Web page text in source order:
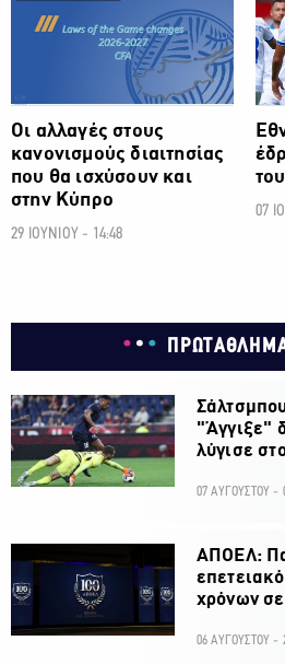
Οι αλλαγές στους
κανονισμούς διαιτησίας
που θα ισχύσουν και
στην Κύπρο
29 ΙΟΥΝΙΟΥ - 14:48
07
ΠΡΩΤΑΘΛΗΜΑ
"Άγγιξε"
λύγισε
07 ΑΥΓΟΥΣΤΟΥ -
ΑΠΟΕΛ:
χρόνων
06 ΑΥΓΟΥΣΤΟΥ -